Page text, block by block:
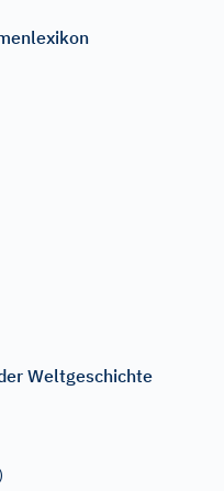
Weltgeschichte